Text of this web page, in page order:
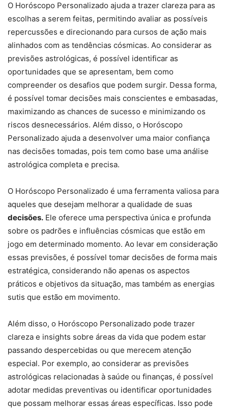
O Horóscopo Personalizado ajuda a trazer clareza para as
escolhas a serem feitas, permitindo avaliar as possíveis
repercussões e direcionando para cursos de ação mais
alinhados com as tendências cósmicas. Ao considerar as
previsões astrológicas, é possível identificar as
oportunidades que se apresentam, bem como
compreender os desafios que podem surgir. Dessa forma,
é possível tomar decisões mais conscientes e embasadas,
maximizando as chances de sucesso e minimizando os
riscos desnecessários. Além disso, o Horóscopo
Personalizado ajuda a desenvolver uma maior confiança
nas decisões tomadas, pois tem como base uma análise
astrológica completa e precisa.
O Horóscopo Personalizado é uma ferramenta valiosa para
aqueles que desejam melhorar a qualidade de suas
decisões. Ele oferece uma perspectiva única e profunda
sobre os padrões e influências cósmicas que estão em
jogo em determinado momento. Ao levar em consideração
essas previsões, é possível tomar decisões de forma mais
estratégica, considerando não apenas os aspectos
práticos e objetivos da situação, mas também as energias
sutis que estão em movimento.
Além disso, o Horóscopo Personalizado pode trazer
clareza e insights sobre áreas da vida que podem estar
passando despercebidas ou que merecem atenção
especial. Por exemplo, ao considerar as previsões
astrológicas relacionadas à saúde ou finanças, é possível
adotar medidas preventivas ou identificar oportunidades
que possam melhorar essas áreas específicas. Isso pode